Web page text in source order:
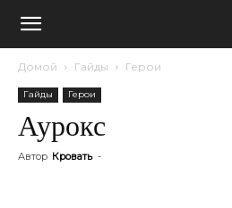
Домой Гайды Герои
Гайды Герои
Аурокс
Автор Кровать -